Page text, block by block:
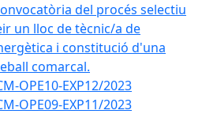
del procés selectiu
un lloc de tècnic/a de
i constitució d'una
comarcal.
OPE10-EXP12/2023
OPE09-EXP11/2023